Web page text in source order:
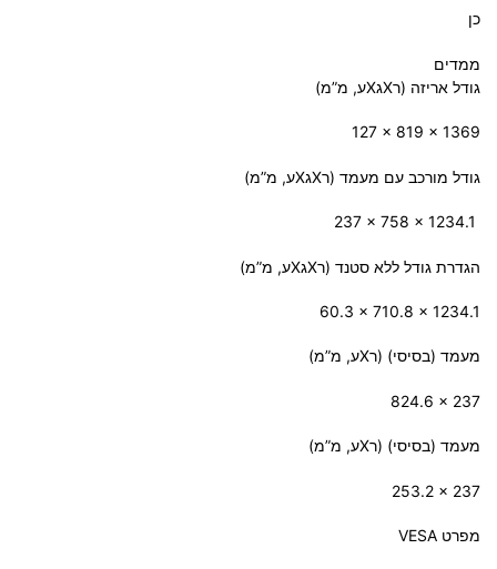
כן
ממדים
גודל אריזה (רXגXע, מ”מ)
‎127 x 819 x 1369‎
גודל מורכב עם מעמד (רXגXע, מ”מ)
‎237 x 758 x 1234.1 ‎
הגדרת גודל ללא סטנד (רXגXע, מ”מ)
‎60.3 x 710.8 x 1234.1‎
מעמד (בסיסי) (רXע, מ”מ)
‎824.6 x 237‎
מעמד (בסיסי) (רXע, מ”מ)
‎253.2 x 237‎
מפרט VESA